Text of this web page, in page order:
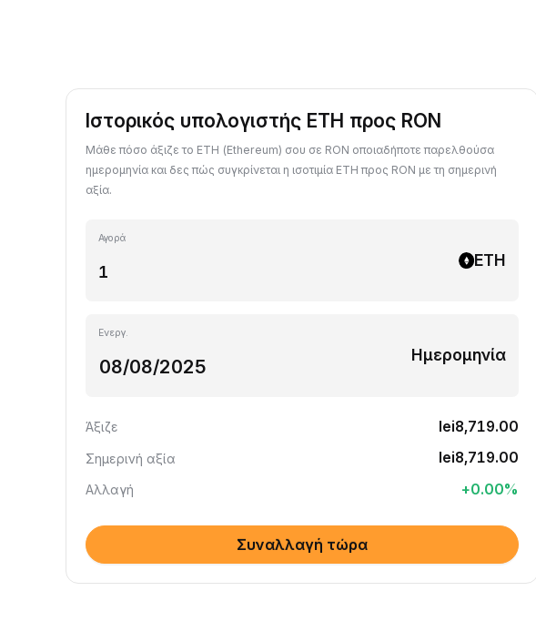
Ιστορικός υπολογιστής ETH προς RON
Μάθε πόσο άξιζε το ETH (Ethereum) σου σε RON οποιαδήποτε παρελθούσα
ημερομηνία και δες πώς συγκρίνεται η ισοτιμία ETH προς RON με τη σημερινή
αξία.
Αγορά
ETH
Ενεργ.
Ημερομηνία
Άξιζε lei8,719.00
Σημερινή αξία lei8,719.00
Αλλαγή +0.00%
Συναλλαγή τώρα